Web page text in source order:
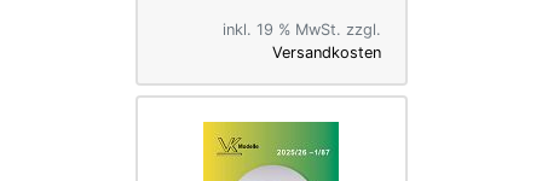
inkl. 19 % MwSt. zzgl.
Versandkosten